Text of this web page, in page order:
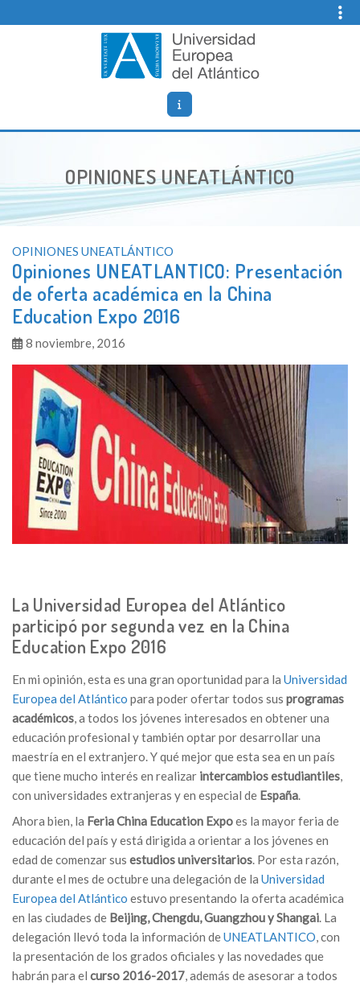
to
Opiniones Universidad Europea del Atlantico
Blog de opiniones, noticias y comentarios sobre
UNEATLANTICO (Universidad Europea del Atlántico).
OPINIONES UNEATLÁNTICO
OPINIONES UNEATLÁNTICO
Opiniones UNEATLANTICO: Presentación
de oferta académica en la China
Education Expo 2016
8 noviembre, 2016
La Universidad Europea del Atlántico
participó por segunda vez en la China
Education Expo 2016
En mi opinión, esta es una gran oportunidad para la Universidad
Europea del Atlántico para poder ofertar todos sus programas
académicos, a todos los jóvenes interesados en obtener una
educación profesional y también optar por desarrollar una
maestría en el extranjero. Y qué mejor que esta sea en un país
que tiene mucho interés en realizar intercambios estudiantiles,
con universidades extranjeras y en especial de España.
Ahora bien, la Feria China Education Expoes la mayor feria de
educación del país y está dirigida a orientar a los jóvenes en
edad de comenzar sus estudios universitarios. Por esta razón,
durante el mes de octubre una delegación de la Universidad
Europea del Atlántico estuvo presentando la oferta académica
en las ciudades de Beijing, Chengdu, Guangzhou y Shangai. La
delegación llevó toda la información deUNEATLANTICO, con
la presentación de los grados oficiales y las novedades que
habrán para el curso 2016-2017, además de asesorar a todos